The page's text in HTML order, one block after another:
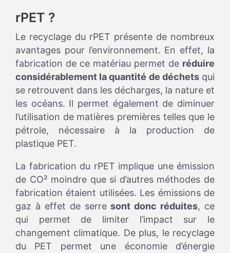
rPET ?
Le recyclage du rPET présente de nombreux
avantages pour l’environnement. En effet, la
fabrication de ce matériau permet de réduire
considérablement la quantité de déchetsqui
se retrouvent dans les décharges, la nature et
les océans. Il permet également de diminuer
l’utilisation de matières premières telles que le
pétrole, nécessaire à la production de
plastique PET.
La fabrication du rPET implique une émission
de CO² moindre que si d’autres méthodes de
fabrication étaient utilisées. Les émissions de
gaz à effet de serresont donc réduites, ce
qui permet de limiter l’impact sur le
changement climatique. De plus, le recyclage
du PET permet une économie d’énergie